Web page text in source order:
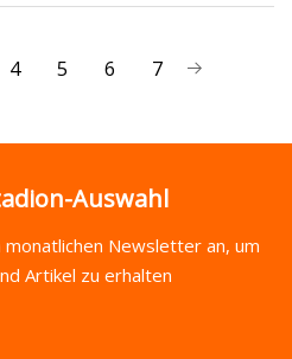
4 5 6 7
Auswahl
monatlichen Newsletter an, um
Artikel zu erhalten